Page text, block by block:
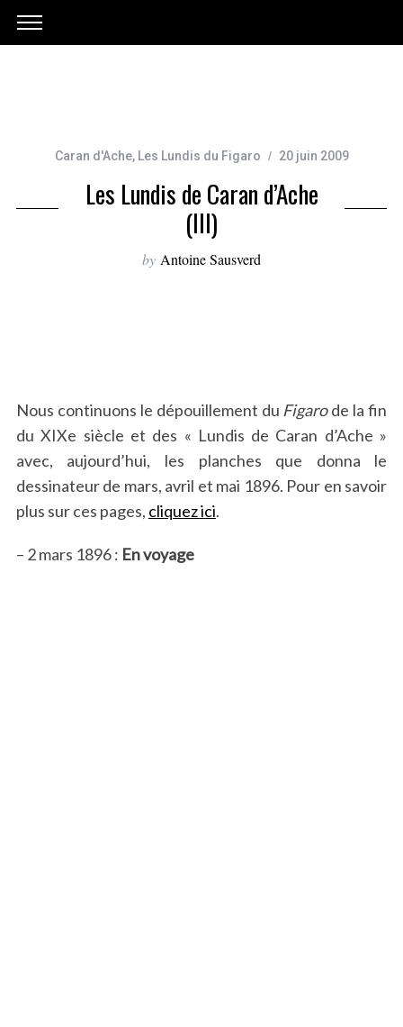
Caran d'Ache, Les Lundis du Figaro 20 juin 2009
Les Lundis de Caran d’Ache
(III)
by Antoine Sausverd
Nous continuons le dépouillement du Figarode la fin
du XIXe siècle et des « Lundis de Caran d’Ache »
avec, aujourd’hui, les planches que donna le
dessinateur de mars, avril et mai 1896. Pour en savoir
plus sur ces pages, cliquez ici.
– 2 mars 1896 : En voyage